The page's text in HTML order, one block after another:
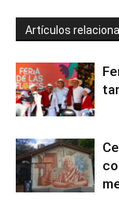
Artículos